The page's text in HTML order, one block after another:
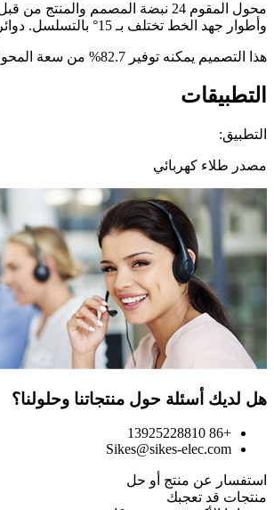
وأطوار جهد الخط تختلف بـ 15° بالتسلسل. دوائر الجسور المقومة الأربع متصلة على التوازي عبر مفاعلات بين الأطوار لإخراج جهد مستمر 24 نبضة.
هذا التصميم يمكنه توفير 82.7% من سعة المحول الذاتي في هذه الدائرة. لذا يمكن تقليل حجم المقوم بشكل كبير. مزاياها تكون بارزة بشكل خاص عند الحاجة إلى تقويم عالي الطاقة.
التطبيقات
التطبيق:
مصدر طلاء كهربائي
هل لديك أسئلة حول منتجاتنا وحلولنا؟
+86 13925228810
Sikes@sikes-elec.com
استفسار عن منتج أو حل
منتجات قد تعجبك